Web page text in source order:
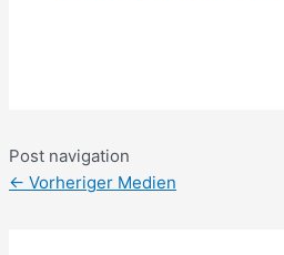
Post navigation
← Vorheriger Medien